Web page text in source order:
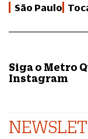
São Paulo
Siga o Metro
Instagram